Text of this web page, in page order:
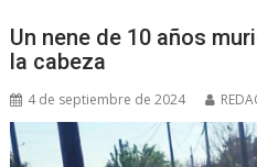
Un nene de 10 años
la cabeza
4 de septiembre de 2024